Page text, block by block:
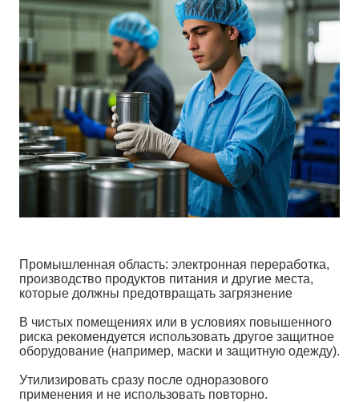
Промышленная область: электронная переработка,
производство продуктов питания и другие места,
которые должны предотвращать загрязнение
В чистых помещениях или в условиях повышенного
риска рекомендуется использовать другое защитное
оборудование (например, маски и защитную одежду).
Утилизировать сразу после одноразового
применения и не использовать повторно.